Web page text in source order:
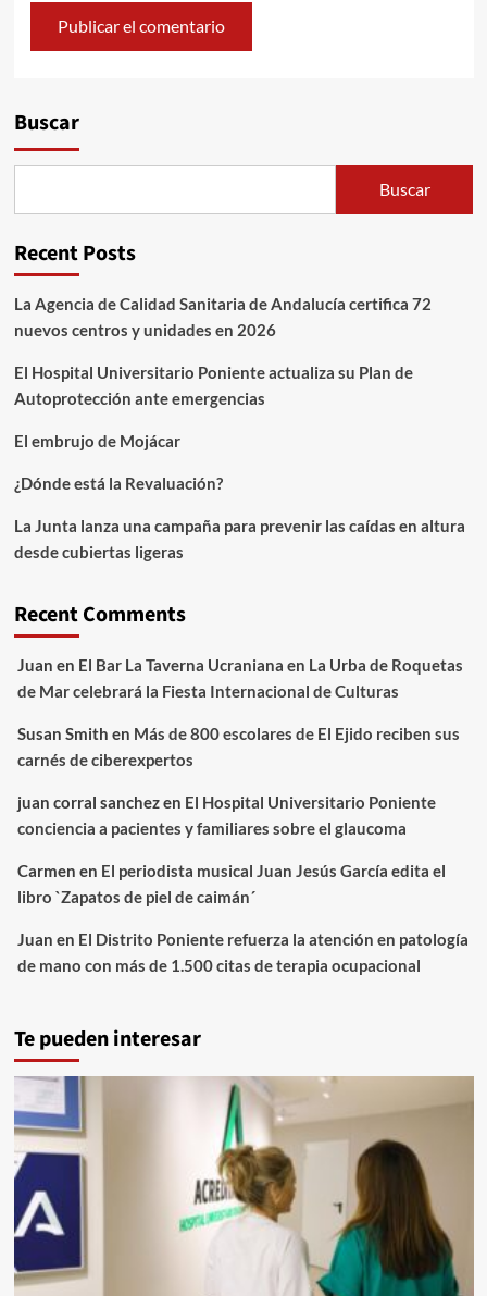
Buscar
Buscar
Recent Posts
La Agencia de Calidad Sanitaria de Andalucía certifica 72
nuevos centros y unidades en 2026
El Hospital Universitario Poniente actualiza su Plan de
Autoprotección ante emergencias
El embrujo de Mojácar
¿Dónde está la Revaluación?
La Junta lanza una campaña para prevenir las caídas en altura
desde cubiertas ligeras
Recent Comments
Juan en El Bar La Taverna Ucraniana en La Urba de Roquetas
de Mar celebrará la Fiesta Internacional de Culturas
Susan Smith en Más de 800 escolares de El Ejido reciben sus
carnés de ciberexpertos
juan corral sanchezen El Hospital Universitario Poniente
conciencia a pacientes y familiares sobre el glaucoma
Carmen en El periodista musical Juan Jesús García edita el
libro `Zapatos de piel de caimán´
Juan en El Distrito Poniente refuerza la atención en patología
de mano con más de 1.500 citas de terapia ocupacional
Te pueden interesar